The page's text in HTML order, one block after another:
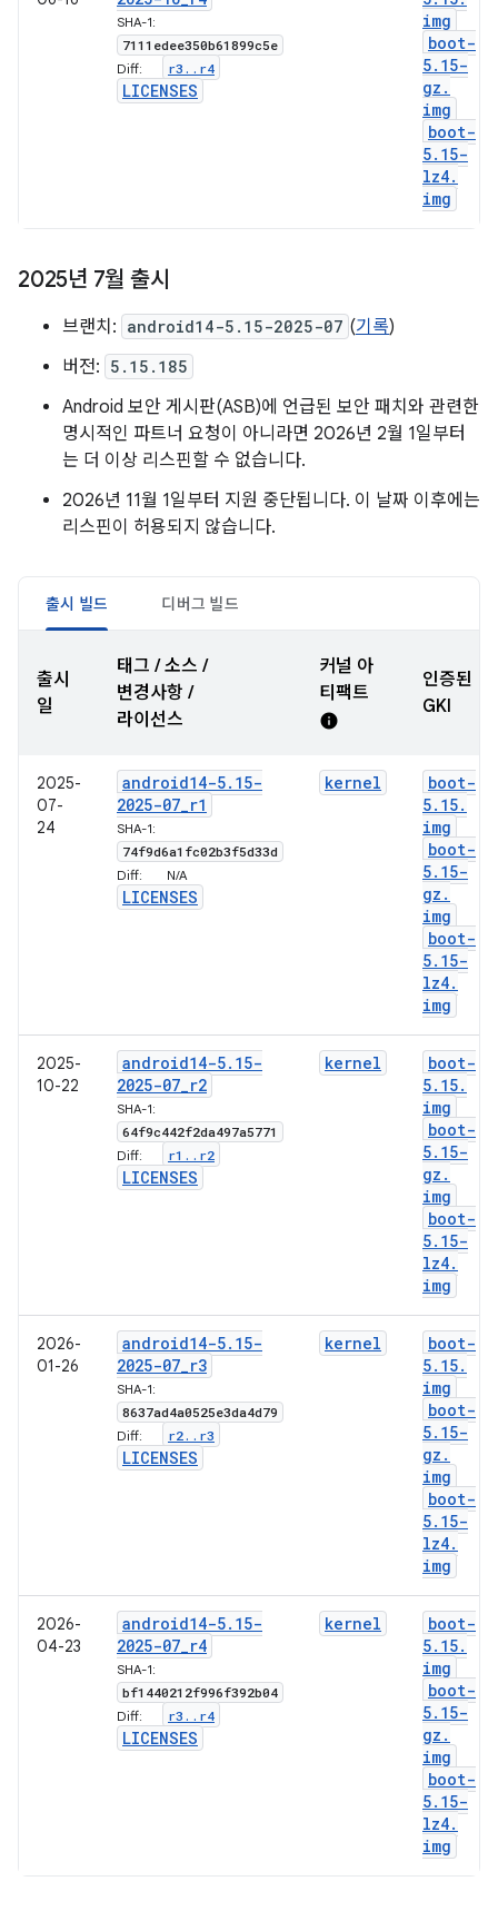
SHA-1:
7111edee350b61899c5e
Diff: r3 . . r4
LICENSES
img
boot-
5. 15-
gz .
img
boot-
5. 15-
lz4.
img
2025년 7월 출시
브랜치: android14-5.15-2025-07 (기록)
버전: 5.15.185
Android 보안 게시판(ASB)에 언급된 보안 패치와 관련한
명시적인 파트너 요청이 아니라면 2026년 2월 1일부터
는 더 이상 리스핀할 수 없습니다.
2026년 11월 1일부터 지원 중단됩니다. 이 날짜 이후에는
리스핀이 허용되지 않습니다.
출시 빌드 디버그 빌드
출시
일
태그 / 소스 /
변경사항 /
라이선스
커널 아
티팩트
info
인증된
GKI
2025-
07-
24
android14-5. 15-
2025-07_r1
SHA-1:
74f9d6a1fc02b3f5d33d
Diff: N/A
LICENSES
kernel
boot-
5. 15.
img
boot-
5. 15-
gz .
img
boot-
5. 15-
lz4.
img
2025-
10-22
android14-5. 15-
2025-07_r2
SHA-1:
64f9c442f2da497a5771
Diff: r1 . . r2
LICENSES
kernel
boot-
5. 15.
img
boot-
5. 15-
gz .
img
boot-
5. 15-
lz4.
img
2026-
01-26
android14-5. 15-
2025-07_r3
SHA-1:
8637ad4a0525e3da4d79
Diff: r2. . r3
LICENSES
kernel
boot-
5. 15.
img
boot-
5. 15-
gz .
img
boot-
5. 15-
lz4.
img
2026-
04-23
android14-5. 15-
2025-07_r4
SHA-1:
bf1440212f996f392b04
Diff: r3 . . r4
LICENSES
kernel
boot-
5. 15.
img
boot-
5. 15-
gz .
img
boot-
5. 15-
lz4.
img